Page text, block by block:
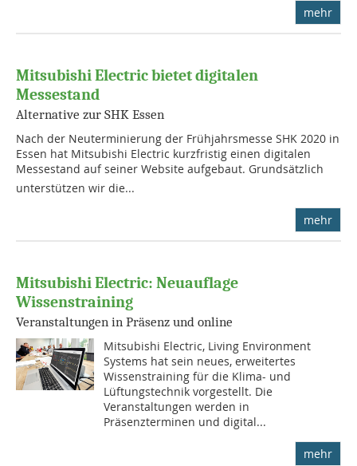
mehr
Mitsubishi Electric bietet digitalen
Messestand
Alternative zur SHK Essen
Nach der Neuterminierung der Frühjahrsmesse SHK 2020 in
Essen hat Mitsubishi Electric kurzfristig einen digitalen
Messestand auf seiner Website aufgebaut. Grundsätzlich
unterstützen wir die...
mehr
Mitsubishi Electric: Neuauflage
Wissenstraining
Veranstaltungen in Präsenz und online
Mitsubishi Electric, Living Environment
Systems hat sein neues, erweitertes
Wissenstraining für die Klima- und
Lüftungstechnik vorgestellt. Die
Veranstaltungen werden in
Präsenzterminen und digital...
mehr